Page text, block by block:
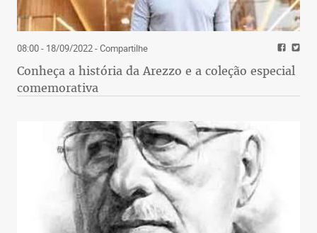
08:00 - 18/09/2022- Compartilhe
Conheça a história da Arezzo e a coleção especial
comemorativa